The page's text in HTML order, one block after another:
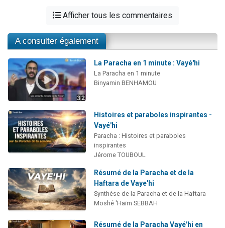
Afficher tous les commentaires
A consulter également
La Paracha en 1 minute : Vayé'hi
La Paracha en 1 minute
Binyamin BENHAMOU
Histoires et paraboles inspirantes -
Vayé'hi
Paracha : Histoires et paraboles
inspirantes
Jérome TOUBOUL
Résumé de la Paracha et de la
Haftara de Vaye'hi
Synthèse de la Paracha et de la Haftara
Moshé 'Haïm SEBBAH
Résumé de la Paracha Vayé'hi en